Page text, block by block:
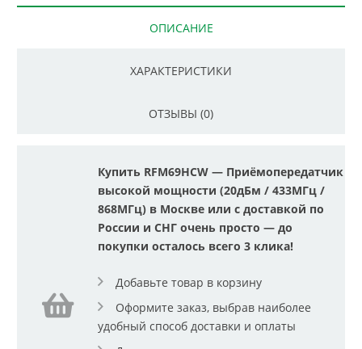
ОПИСАНИЕ
ХАРАКТЕРИСТИКИ
ОТЗЫВЫ (0)
Купить RFM69HCW — Приёмопередатчик
высокой мощности (20дБм / 433МГц /
868МГц) в Москве или с доставкой по
России и СНГ очень просто — до
покупки осталось всего 3 клика!
Добавьте товар в корзину
Оформите заказ, выбрав наиболее
удобный способ доставки и оплаты